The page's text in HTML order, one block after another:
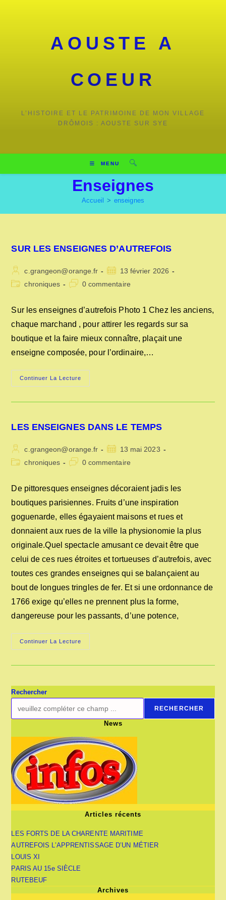
AOUSTE A
COEUR
L’HISTOIRE ET LE PATRIMOINE DE MON VILLAGE
DRÔMOIS : AOUSTE SUR SYE
MENU
Enseignes
Accueil > enseignes
SUR LES ENSEIGNES D’AUTREFOIS
Auteur/autrice
de
c.grangeon@orange.fr
Publication
publiée :
13 février 2026
Postchroniques
Commentaires
publication :
0 commentaire
Sur les enseignes d’autrefois Photo 1 Chez les anciens,
chaque marchand , pour attirer les regards sur sa
boutique et la faire mieux connaître, plaçait une
enseigne composée, pour l’ordinaire,…
Continuer La Lecture
LES
LES ENSEIGNES DANS LE TEMPS
Auteur/autrice
de
c.grangeon@orange.fr
Publication
publiée :
13 mai 2023
Postchroniques
Commentaires
publication :
0 commentaire
De pittoresques enseignes décoraient jadis les
boutiques parisiennes. Fruits d’une inspiration
goguenarde, elles égayaient maisons et rues et
donnaient aux rues de la ville la physionomie la plus
originale.Quel spectacle amusant ce devait être que
celui de ces rues étroites et tortueuses d’autrefois, avec
toutes ces grandes enseignes qui se balançaient au
bout de longues tringles de fer. Et si une ordonnance de
1766 exige qu’elles ne prennent plus la forme,
dangereuse pour les passants, d’une potence,
Continuer La Lecture
ENSEIGNES
Rechercher
RECHERCHER
News
Articles récents
LES FORTS DE LA CHARENTE MARITIME
AUTREFOIS L’APPRENTISSAGE D’UN MÉTIER
LOUIS XI
PARIS AU 15e SIÈCLE
RUTEBEUF
Archives